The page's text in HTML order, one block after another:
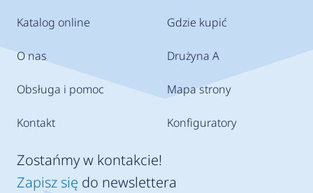
Katalog online
O nas
Obsługa i pomoc
Kontakt
Gdzie kupić
Drużyna A
Mapa strony
Konfiguratory
Zostańmy w kontakcie!
Zapisz się do newslettera